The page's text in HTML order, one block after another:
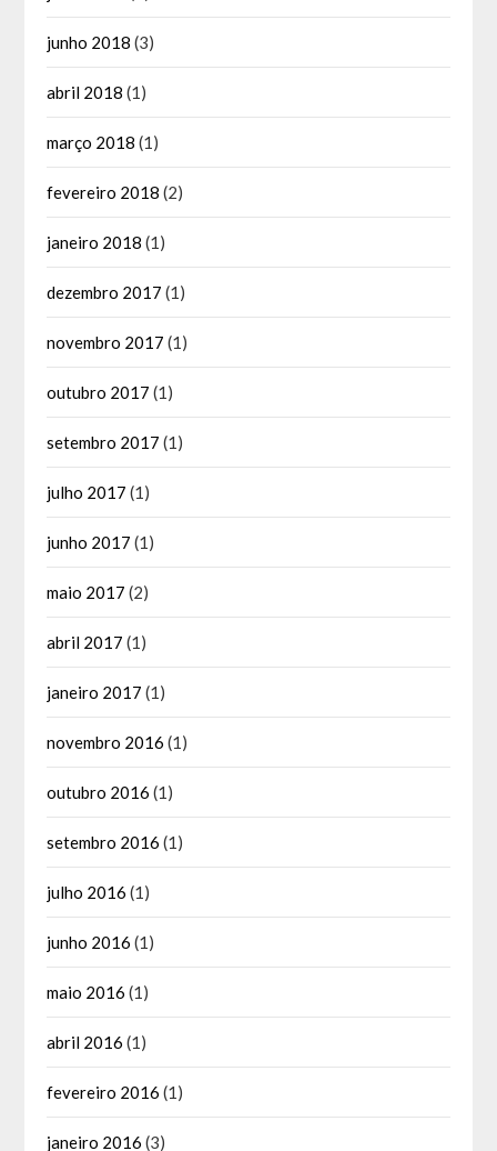
junho 2018 (3)
abril 2018 (1)
março 2018 (1)
fevereiro 2018 (2)
janeiro 2018 (1)
dezembro 2017 (1)
novembro 2017 (1)
outubro 2017 (1)
setembro 2017 (1)
julho 2017 (1)
junho 2017 (1)
maio 2017 (2)
abril 2017 (1)
janeiro 2017 (1)
novembro 2016 (1)
outubro 2016 (1)
setembro 2016 (1)
julho 2016 (1)
junho 2016 (1)
maio 2016 (1)
abril 2016 (1)
fevereiro 2016 (1)
janeiro 2016 (3)